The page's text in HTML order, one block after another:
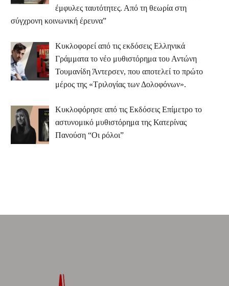
έμφυλες ταυτότητες. Από τη θεωρία στη
σύγχρονη κοινωνική έρευνα”
Κυκλοφορεί από τις εκδόσεις Ελληνικά
Γράμματα το νέο μυθιστόρημα του Αντώνη
Τουμανίδη Άντερσεν, που αποτελεί το πρώτο
μέρος της «Τριλογίας των Δολοφόνων».
Κυκλοφόρησε από τις Εκδόσεις Επίμετρο το
αστυνομικό μυθιστόρημα της Κατερίνας
Πανούση “Οι ρόλοι”